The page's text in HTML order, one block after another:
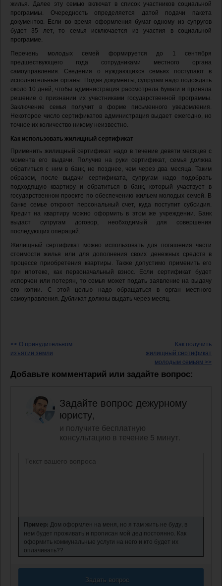
жилья. Далее эту семью включат в список участников социальной
программы. Очередность определяется датой подачи пакета
документов. Если во время оформления бумаг одному из супругов
будет 35 лет, то семья исключается из участия в социальной
программе.
Перечень молодых семей формируется до 1 сентября
предшествующего года сотрудниками местного органа
самоуправления. Сведения о нуждающихся семьях поступают в
исполнительные органы. Подав документы, супругам надо подождать
около 10 дней, чтобы администрация рассмотрела бумаги и приняла
решение о признании их участниками государственной программы.
Заключение семья получит в форме письменного уведомления.
Некоторое число сертификатов администрация выдает ежегодно, но
точное их количество никому неизвестно.
Как использовать жилищный сертификат
Применить жилищный сертификат надо в течение девяти месяцев с
момента его выдачи. Получив на руки сертификат, семья должна
обратиться с ним в банк, не позднее, чем через два месяца. Таким
образом, после выдачи сертификата, супругам надо подобрать
подходящую квартиру и обратиться в банк, который участвует в
государственном проекте по обеспечению жильем молодых семей. В
банке семье откроют персональный счет, куда поступит субсидия.
Кредит на квартиру можно оформить в этом же учреждении. Банк
выдаст супругам договор, необходимый для совершения
последующих операций.
Жилищный сертификат можно использовать для погашения части
стоимости жилья или для дополнения своих денежных средств в
процессе приобретения квартиры. Также допустимо применить его
при ипотеке, как первоначальный взнос. Если сертификат будет
испорчен или потерян, то семья может подать заявление на выдачу
его копии. С этой целью надо обращаться в орган местного
самоуправления. Дубликат должны выдать через месяц.
<< О принудительном
изъятии земли
Как получить
жилищный сертификат
молодым семьям >>
Добавьте комментарий или задайте вопрос:
Задайте вопрос дежурному
юристу,
и получите бесплатную
консультацию в течение 5 минут.
Пример: Дом оформлен на меня, но я там жить не буду, в
нем будет проживать и прописан мой дед постоянно. Как
оформить коммунальные услуги на него и кто будет их
оплачивать??
Задать вопрос